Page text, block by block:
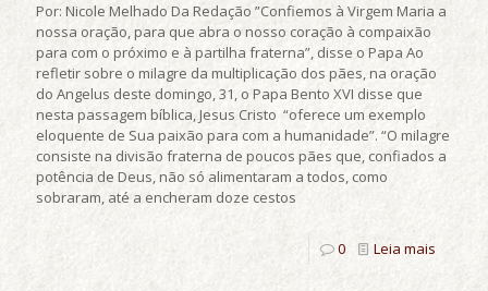
Por: Nicole Melhado Da Redação ”Confiemos à Virgem Maria a
nossa oração, para que abra o nosso coração à compaixão
para com o próximo e à partilha fraterna”, disse o Papa Ao
refletir sobre o milagre da multiplicação dos pães, na oração
do Angelus deste domingo, 31, o Papa Bento XVI disse que
nesta passagem bíblica, Jesus Cristo “oferece um exemplo
eloquente de Sua paixão para com a humanidade”. “O milagre
consiste na divisão fraterna de poucos pães que, confiados a
potência de Deus, não só alimentaram a todos, como
sobraram, até a encheram doze cestos
0 Leia mais